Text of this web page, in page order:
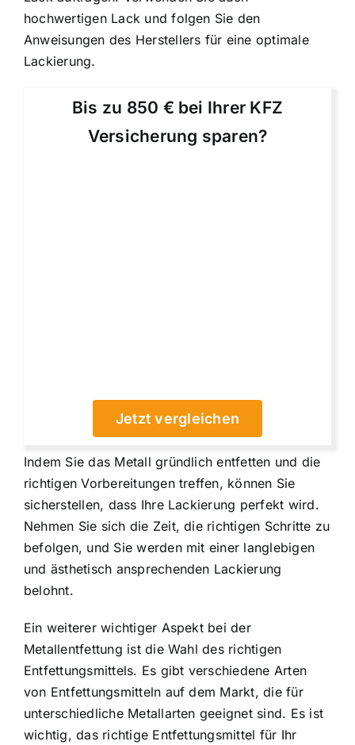
hochwertigen Lack und folgen Sie den
Anweisungen des Herstellers für eine optimale
Lackierung.
Bis zu 850 € bei Ihrer KFZ
Versicherung sparen?
Jetzt vergleichen
Indem Sie das Metall gründlich entfetten und die
richtigen Vorbereitungen treffen, können Sie
sicherstellen, dass Ihre Lackierung perfekt wird.
Nehmen Sie sich die Zeit, die richtigen Schritte zu
befolgen, und Sie werden mit einer langlebigen
und ästhetisch ansprechenden Lackierung
belohnt.
Ein weiterer wichtiger Aspekt bei der
Metallentfettung ist die Wahl des richtigen
Entfettungsmittels. Es gibt verschiedene Arten
von Entfettungsmitteln auf dem Markt, die für
unterschiedliche Metallarten geeignet sind. Es ist
wichtig, das richtige Entfettungsmittel für Ihr